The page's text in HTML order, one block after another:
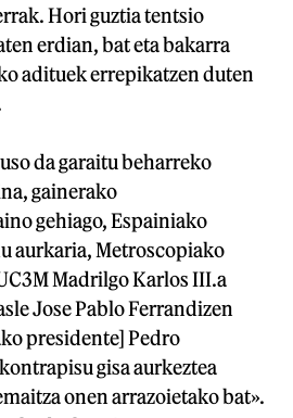
Hori guztia tentsio
erdian, bat eta bakarra
adituek errepikatzen duten
da garaitu beharreko
gainerako
gehiago, Espainiako
aurkaria, Metroscopiako
Madrilgo Karlos III.a
Jose Pablo Ferrandizen
presidente] Pedro
gisa aurkeztea
onen arrazoietako bat».